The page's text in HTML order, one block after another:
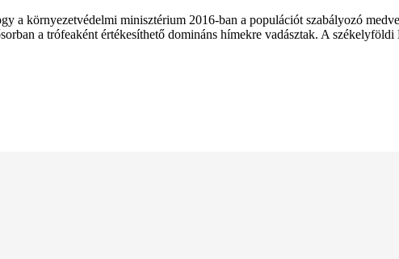
a környezetvédelmi minisztérium 2016-ban a populációt szabályozó
a trófeaként értékesíthető domináns hímekre vadásztak. A